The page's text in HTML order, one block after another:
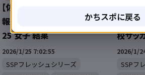
【佐賀 バレーボール 新人戦 速
報】SSPフレッシュシリーズ 20
25 女子 結果
2026/1/25 7:02:55
SSPフレッシュシリーズ
【高
26】令
校サッ
戦 試
2026/1/
SSPフ
かちスポに戻る